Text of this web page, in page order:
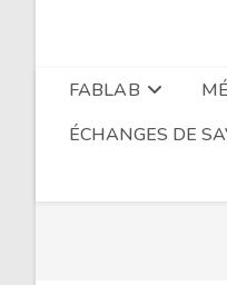
FABLAB
ÉCHANGES DE